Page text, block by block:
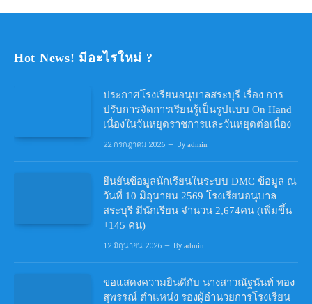
Hot News! มีอะไรใหม่ ?
ประกาศโรงเรียนอนุบาลสระบุรี เรื่อง การ
ปรับการจัดการเรียนรู้เป็นรูปแบบ On Hand
เนื่องในวันหยุดราชการและวันหยุดต่อเนื่อง
22 กรกฎาคม 2026 By admin
ยืนยันข้อมูลนักเรียนในระบบ DMC ข้อมูล ณ
วันที่ 10 มิถุนายน 2569 โรงเรียนอนุบาล
สระบุรี มีนักเรียน จำนวน 2,674คน (เพิ่มขึ้น
+145 คน)
12 มิถุนายน 2026 By admin
ขอแสดงความยินดีกับ นางสาวณัฐนันท์ ทอง
สุพรรณ์ ตำแหน่ง รองผู้อำนวยการโรงเรียน